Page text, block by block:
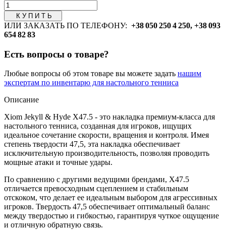
ИЛИ ЗАКАЗАТЬ ПО ТЕЛЕФОНУ: +38 050 250 4 250, +38 093
654 82 83
Есть вопросы о товаре?
Любые вопросы об этом товаре вы можете задать нашим
экспертам по инвентарю для настольного тенниса
Описание
Xiom Jekyll & Hyde X47.5 - это накладка премиум-класса для
настольного тенниса, созданная для игроков, ищущих
идеальное сочетание скорости, вращения и контроля. Имея
степень твердости 47,5, эта накладка обеспечивает
исключительную производительность, позволяя проводить
мощные атаки и точные удары.
По сравнению с другими ведущими брендами, X47.5
отличается превосходным сцеплением и стабильным
отскоком, что делает ее идеальным выбором для агрессивных
игроков. Твердость 47,5 обеспечивает оптимальный баланс
между твердостью и гибкостью, гарантируя чуткое ощущение
и отличную обратную связь.